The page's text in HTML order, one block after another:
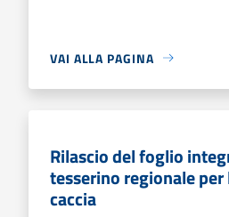
VAI ALLA PAGINA
Rilascio del foglio
tesserino regionale
caccia